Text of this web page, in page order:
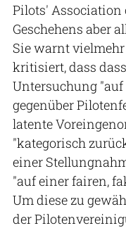
Pilots' Association
Geschehens aber
Sie warnt
kritisiert, dass
Untersuchung
gegenüber
latente
"kategorisch
einer
"auf einer fairen,
Um diese zu
der